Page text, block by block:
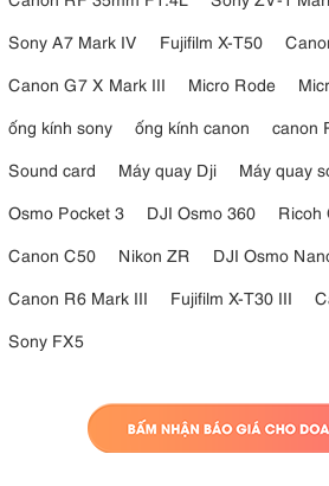
Sony A7 Mark IV
Fujifilm X-T50
Canon G7 X Mark III
Micro Rode
ống kính sony
ống kính canon
canon
Sound card
Máy quay Dji Máy quay
Osmo Pocket 3
DJI Osmo 360 Ricoh
Canon C50
Nikon ZR DJI Osmo
Canon R6 Mark III
Fujifilm X-T30 III
Sony FX5